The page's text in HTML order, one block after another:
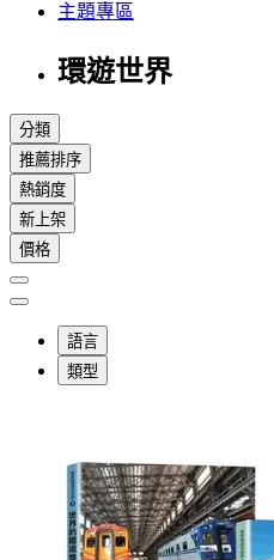
主題專區
環遊世界
分類
推薦排序
熱銷度
新上架
價格
語言
類型